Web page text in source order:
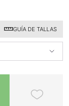
GUÍA DE TALLAS